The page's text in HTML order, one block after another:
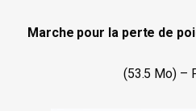
Marche pour la perte de
(53.5 Mo) –